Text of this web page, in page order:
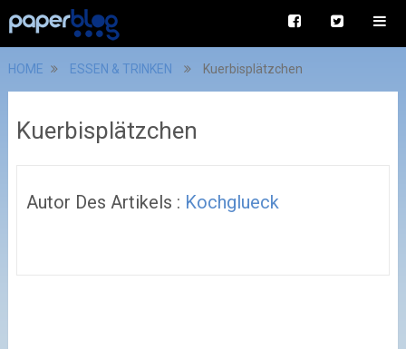
HOME ESSEN & TRINKEN Kuerbisplätzchen
Kuerbisplätzchen
Autor Des Artikels : Kochglueck